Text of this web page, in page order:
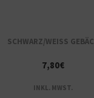
SCHWARZ/WEISS GEBÄCK
7,80€
INKL. MWST.